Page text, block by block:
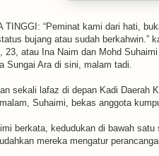
TINGGI: “Peminat kami dari hati,
bujang atau sudah berkahwin.”
23, atau Ina Naim dan Mohd
Sungai Ara di sini, malam tadi.
sekali lafaz di depan Kadi Daerah
Suhaimi, bekas anggota
berkata, kedudukan di bawah
mereka mengatur